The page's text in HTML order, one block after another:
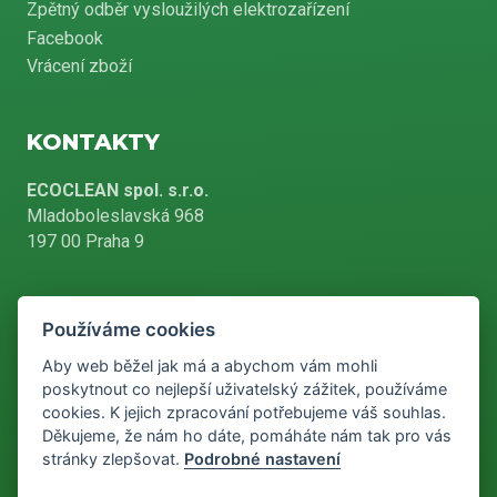
Zpětný odběr vysloužilých elektrozařízení
Facebook
Vrácení zboží
KONTAKTY
ECOCLEAN spol. s.r.o.
Mladoboleslavská 968
197 00 Praha 9
+420 226 804 900
info@ecoclean-praha.cz
Používáme cookies
Aby web běžel jak má a abychom vám mohli
poskytnout co nejlepší uživatelský zážitek, používáme
cookies. K jejich zpracování potřebujeme váš souhlas.
Děkujeme, že nám ho dáte, pomáháte nám tak pro vás
stránky zlepšovat. Podrobné nastavení